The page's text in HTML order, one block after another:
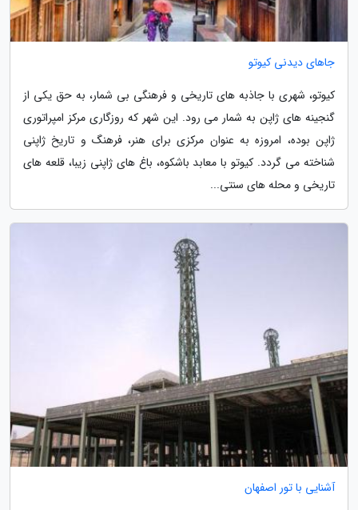
جاهای دیدنی کیوتو
کیوتو، شهری با جاذبه های تاریخی و فرهنگی بی شمار، به حق یکی از
گنجینه های ژاپن به شمار می رود. این شهر که روزگاری مرکز امپراتوری
ژاپن بوده، امروزه به عنوان مرکزی برای هنر، فرهنگ و تاریخ ژاپنی
شناخته می گردد. کیوتو با معابد باشکوه، باغ های ژاپنی زیبا، قلعه های
تاریخی و محله های سنتی...
آشنایی با تور اصفهان